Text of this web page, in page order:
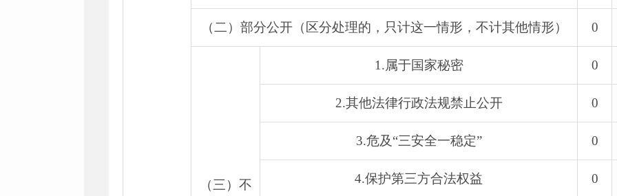
（二）部分公开（区分处理的，只计这一情形，不计其他情形） 0
（三）不
1.属于国家秘密 0
2.其他法律行政法规禁止公开 0
3.危及“三安全一稳定” 0
4.保护第三方合法权益 0